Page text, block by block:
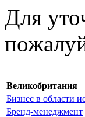
Для
Великобритания
Бизнес в области
Бренд-менеджмент